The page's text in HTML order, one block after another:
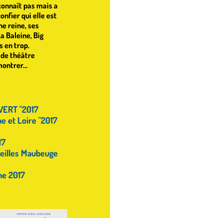
pas mais a
qui elle est
reine, ses
Baleine, Big
en trop.
de théâtre
"2017
et Loire "2017
Maubeuge
2017